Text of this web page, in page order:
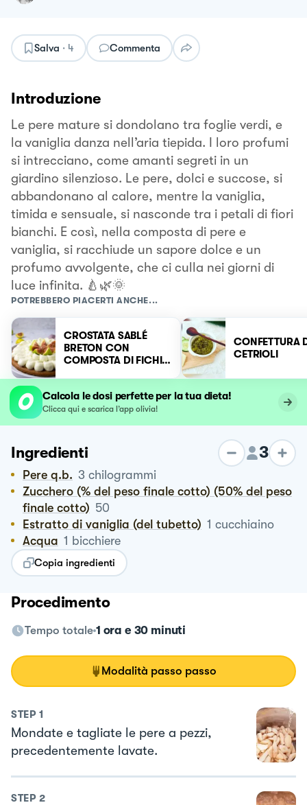
Salva · 4 Commenta
Introduzione
Le pere mature si dondolano tra foglie verdi, e
la vaniglia danza nell’aria tiepida. I loro profumi
si intrecciano, come amanti segreti in un
giardino silenzioso. Le pere, dolci e succose, si
abbandonano al calore, mentre la vaniglia,
timida e sensuale, si nasconde tra i petali di fiori
bianchi. E così, nella composta di pere e
vaniglia, si racchiude un sapore dolce e un
profumo avvolgente, che ci culla nei giorni di
luce infinita. 🍐🌿🌞
POTREBBERO PIACERTI ANCHE...
CROSTATA SABLÉ
BRETON CON
COMPOSTA DI FICHI E
CONFETTURA
CETRIOLI
Calcola le dosi perfette per la tua dieta!
Clicca qui e scarica l’app olivia!
Ingredienti 3
Pere q.b. 3 chilogrammi
Zucchero (% del peso finale cotto) (50% del peso
finale cotto) 50
Estratto di vaniglia (del tubetto) 1 cucchiaino
Acqua 1 bicchiere
Copia ingredienti
Procedimento
Tempo totale 1 ora e 30 minuti
Modalità passo passo
STEP 1
Mondate e tagliate le pere a pezzi,
precedentemente lavate.
STEP 2